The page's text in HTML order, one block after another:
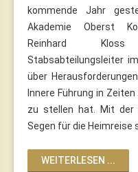
kommende Jahr
Akademie Oberst
Reinhard
Stabsabteilungsleiter
über
Innere Führung in
zu stellen hat. Mit der
Segen für die Heimreise
WEITERLESEN ...